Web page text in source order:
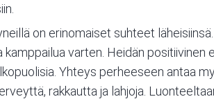
on erinomaiset suhteet
varten. Heidän positiivinen
Yhteys perheeseen antaa
rakkautta ja lahjoja.